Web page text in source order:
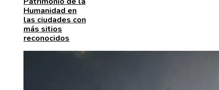
Humanidad en
las ciudades con
más sitios
reconocidos